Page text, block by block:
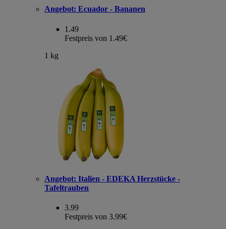
Angebot: Ecuador - Bananen
1.49
Festpreis von 1.49€
1 kg
Angebot: Italien - EDEKA Herzstücke -
Tafeltrauben
3.99
Festpreis von 3.99€